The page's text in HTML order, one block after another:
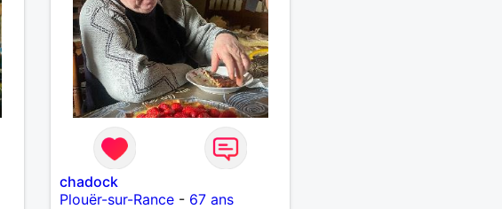
chadock
Plouër-sur-Rance - 67 ans